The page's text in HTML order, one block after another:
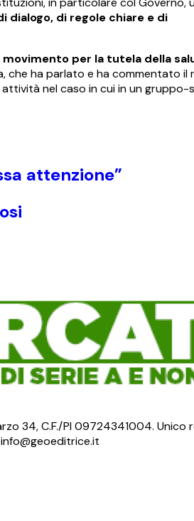
dialogo, di regole chiare e di
per la tutela della
che ha parlato e ha commentato il
nel caso in cui in un gruppo-
attenzione”
34, C.F./PI 09724341004.